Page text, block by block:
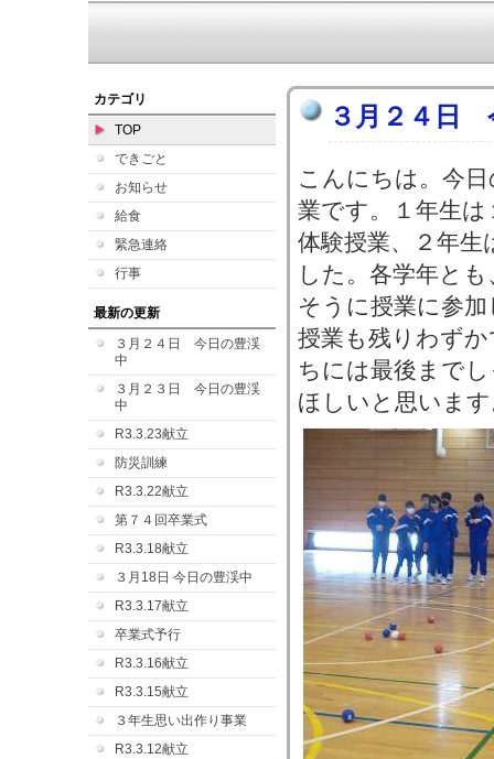
カテゴリ
TOP
できごと
お知らせ
給食
緊急連絡
行事
最新の更新
３月２４日 今日の豊渓
中
３月２３日 今日の豊渓
中
R3.3.23献立
防災訓練
R3.3.22献立
第７４回卒業式
R3.3.18献立
３月18日 今日の豊渓中
R3.3.17献立
卒業式予行
R3.3.16献立
R3.3.15献立
３年生思い出作り事業
R3.3.12献立
３月２４日
こんにちは。今
業です。１年生
体験授業、２年生
した。各学年と
そうに授業に参
授業も残りわず
ちには最後まで
ほしいと思いま